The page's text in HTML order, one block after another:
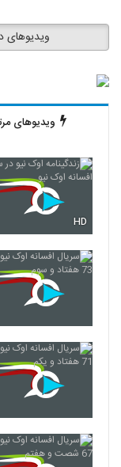
32
35
ویدیوهای
ویدیوهای
HD